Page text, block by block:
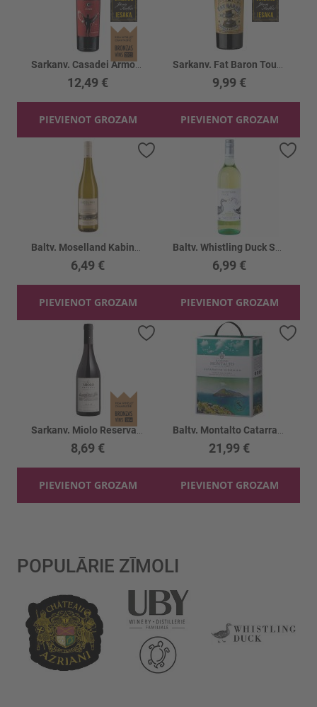
Sarkanv. Casadei Armonia 13.5%
12,49 €
PIEVIENOT GROZAM
9,99 €
PIEVIENOT GROZAM
6,49 €
PIEVIENOT GROZAM
6,99 €
PIEVIENOT GROZAM
Sarkanv. Miolo Reserva Syrah 14%
8,69 €
PIEVIENOT GROZAM
Pievienot vēlmju sarakstam
21,99 €
PIEVIENOT GROZAM
POPULĀRIE ZĪMOLI